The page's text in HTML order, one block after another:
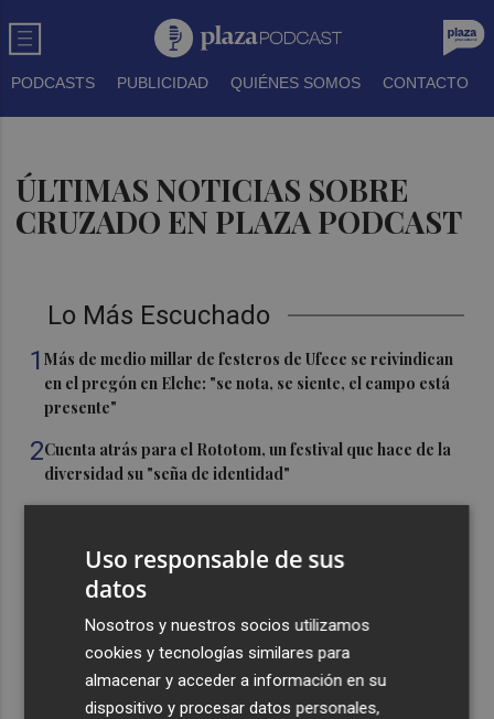
PODCASTS PUBLICIDAD QUIÉNES SOMOS CONTACTO
ÚLTIMAS NOTICIAS SOBRE
CRUZADO EN PLAZA PODCAST
Lo Más Escuchado
1Más de medio millar de festeros de Ufece se reivindican
en el pregón en Elche: "se nota, se siente, el campo está
presente"
2Cuenta atrás para el Rototom, un festival que hace de la
diversidad su "seña de identidad"
mayores
Bomberos e impulsa una Ordenanza de Incendios
El Tesoro cierra el martes las subastas de agosto con
una emisión de letras a tres y nueve meses
Uso responsable de sus
datos
Nosotros y nuestros socios utilizamos
cookies y tecnologías similares para
almacenar y acceder a información en su
dispositivo y procesar datos personales,